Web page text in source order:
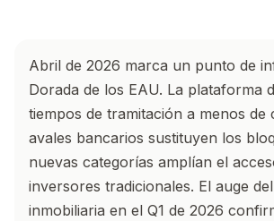
Abril de 2026 marca un punto de
Dorada de los EAU. La plataforma
tiempos de tramitación a menos de
avales bancarios sustituyen los
nuevas categorías amplían el
inversores tradicionales. El auge
inmobiliaria en el Q1 de 2026